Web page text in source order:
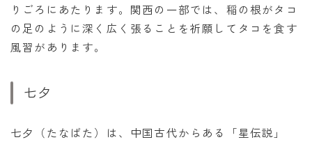
りごろにあたります。関西の一部では、稲の根がタコ
の足のように深く広く張ることを祈願してタコを食す
風習があります。
七夕
七夕（たなばた）は、中国古代からある「星伝説」